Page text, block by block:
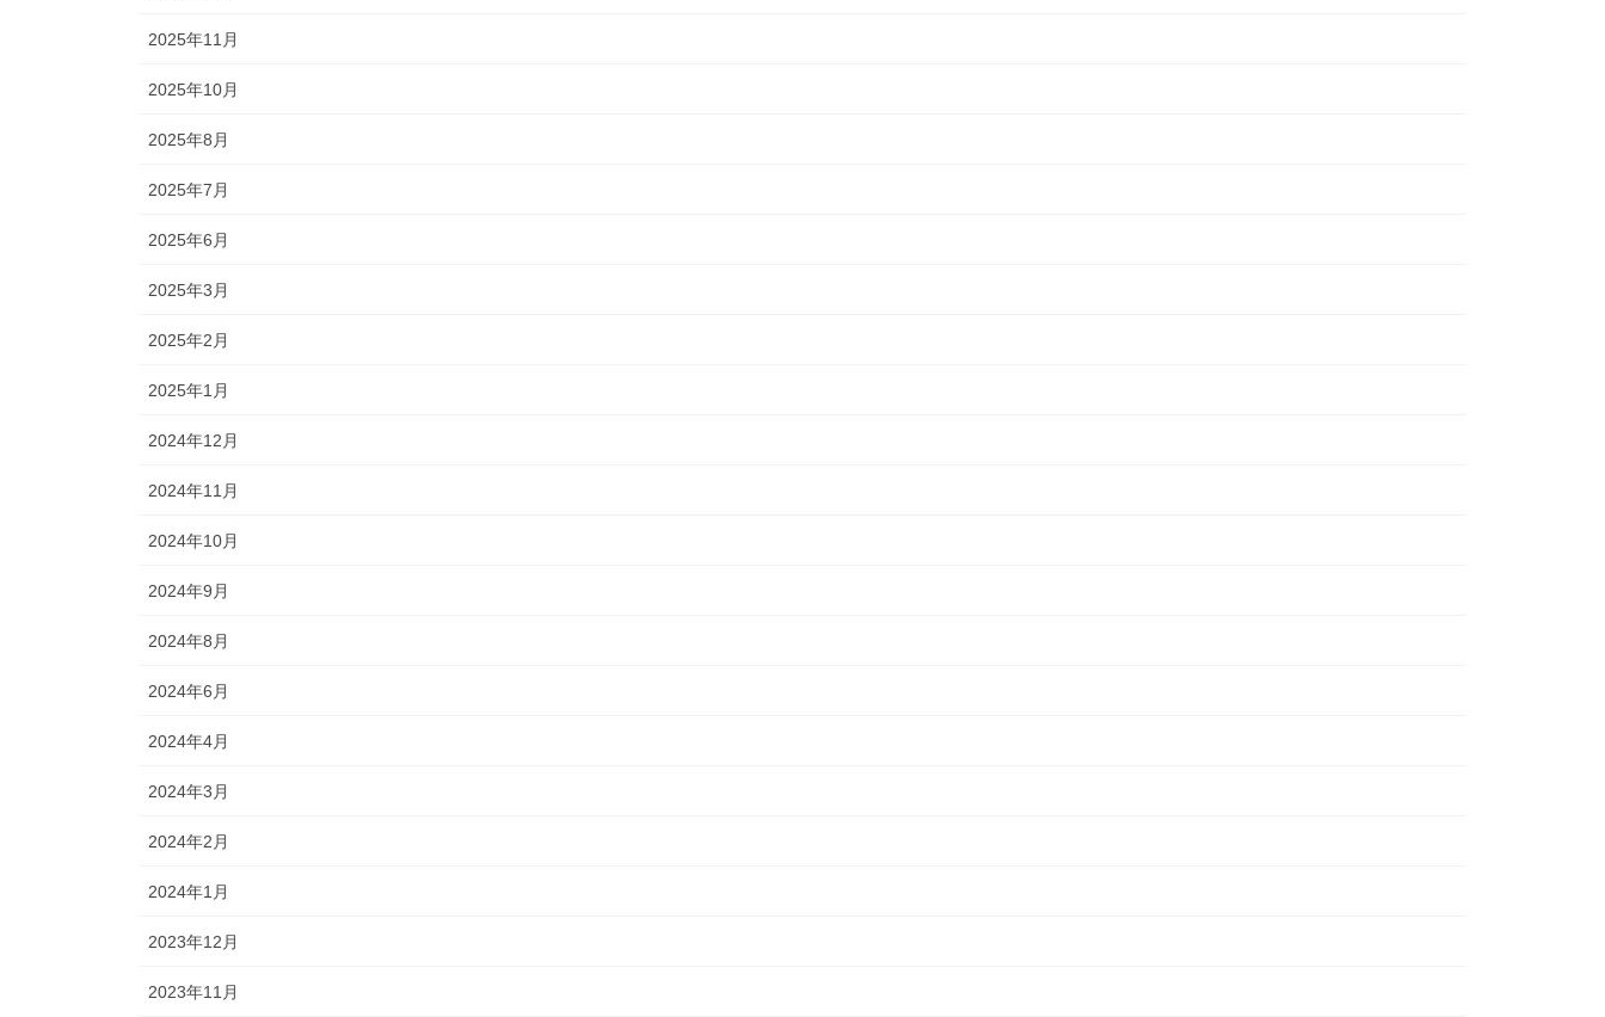
2025年11月
2025年10月
2025年8月
2025年7月
2025年6月
2025年3月
2025年2月
2025年1月
2024年12月
2024年11月
2024年10月
2024年9月
2024年8月
2024年6月
2024年4月
2024年3月
2024年2月
2024年1月
2023年12月
2023年11月